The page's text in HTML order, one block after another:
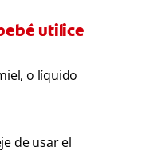
utilice
o líquido
de usar el